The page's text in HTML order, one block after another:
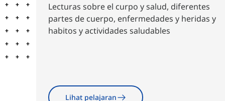
Lecturas sobre el curpo y salud, diferentes
partes de cuerpo, enfermedades y heridas y
habitos y actividades saludables
Lihat pelajaran